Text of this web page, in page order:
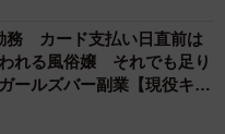
6/24
る（ぬこー様ちゃんさん提
務 カード支払い日直前は
れる風俗嬢 それでも足り
ールズバー副業【現役キャ